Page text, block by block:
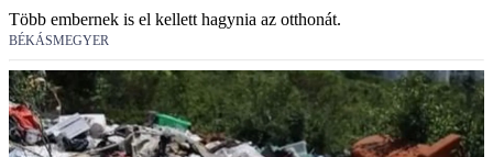
Több embernek is el kellett hagynia az otthonát.
BÉKÁSMEGYER